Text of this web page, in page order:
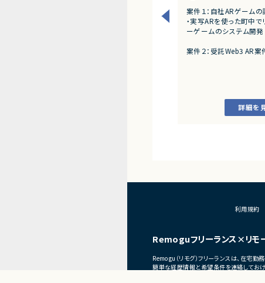
案件１：自社ARゲーム
・実写ARを使った町中で
ーゲームのシステム開発
案件２：受託Web3 AR案
詳細を
利用規約
Remoguフリーランス×リモー
Remogu（リモグ）フリーランスは、在宅
簡単な経歴情報と希望条件を連絡しておけ